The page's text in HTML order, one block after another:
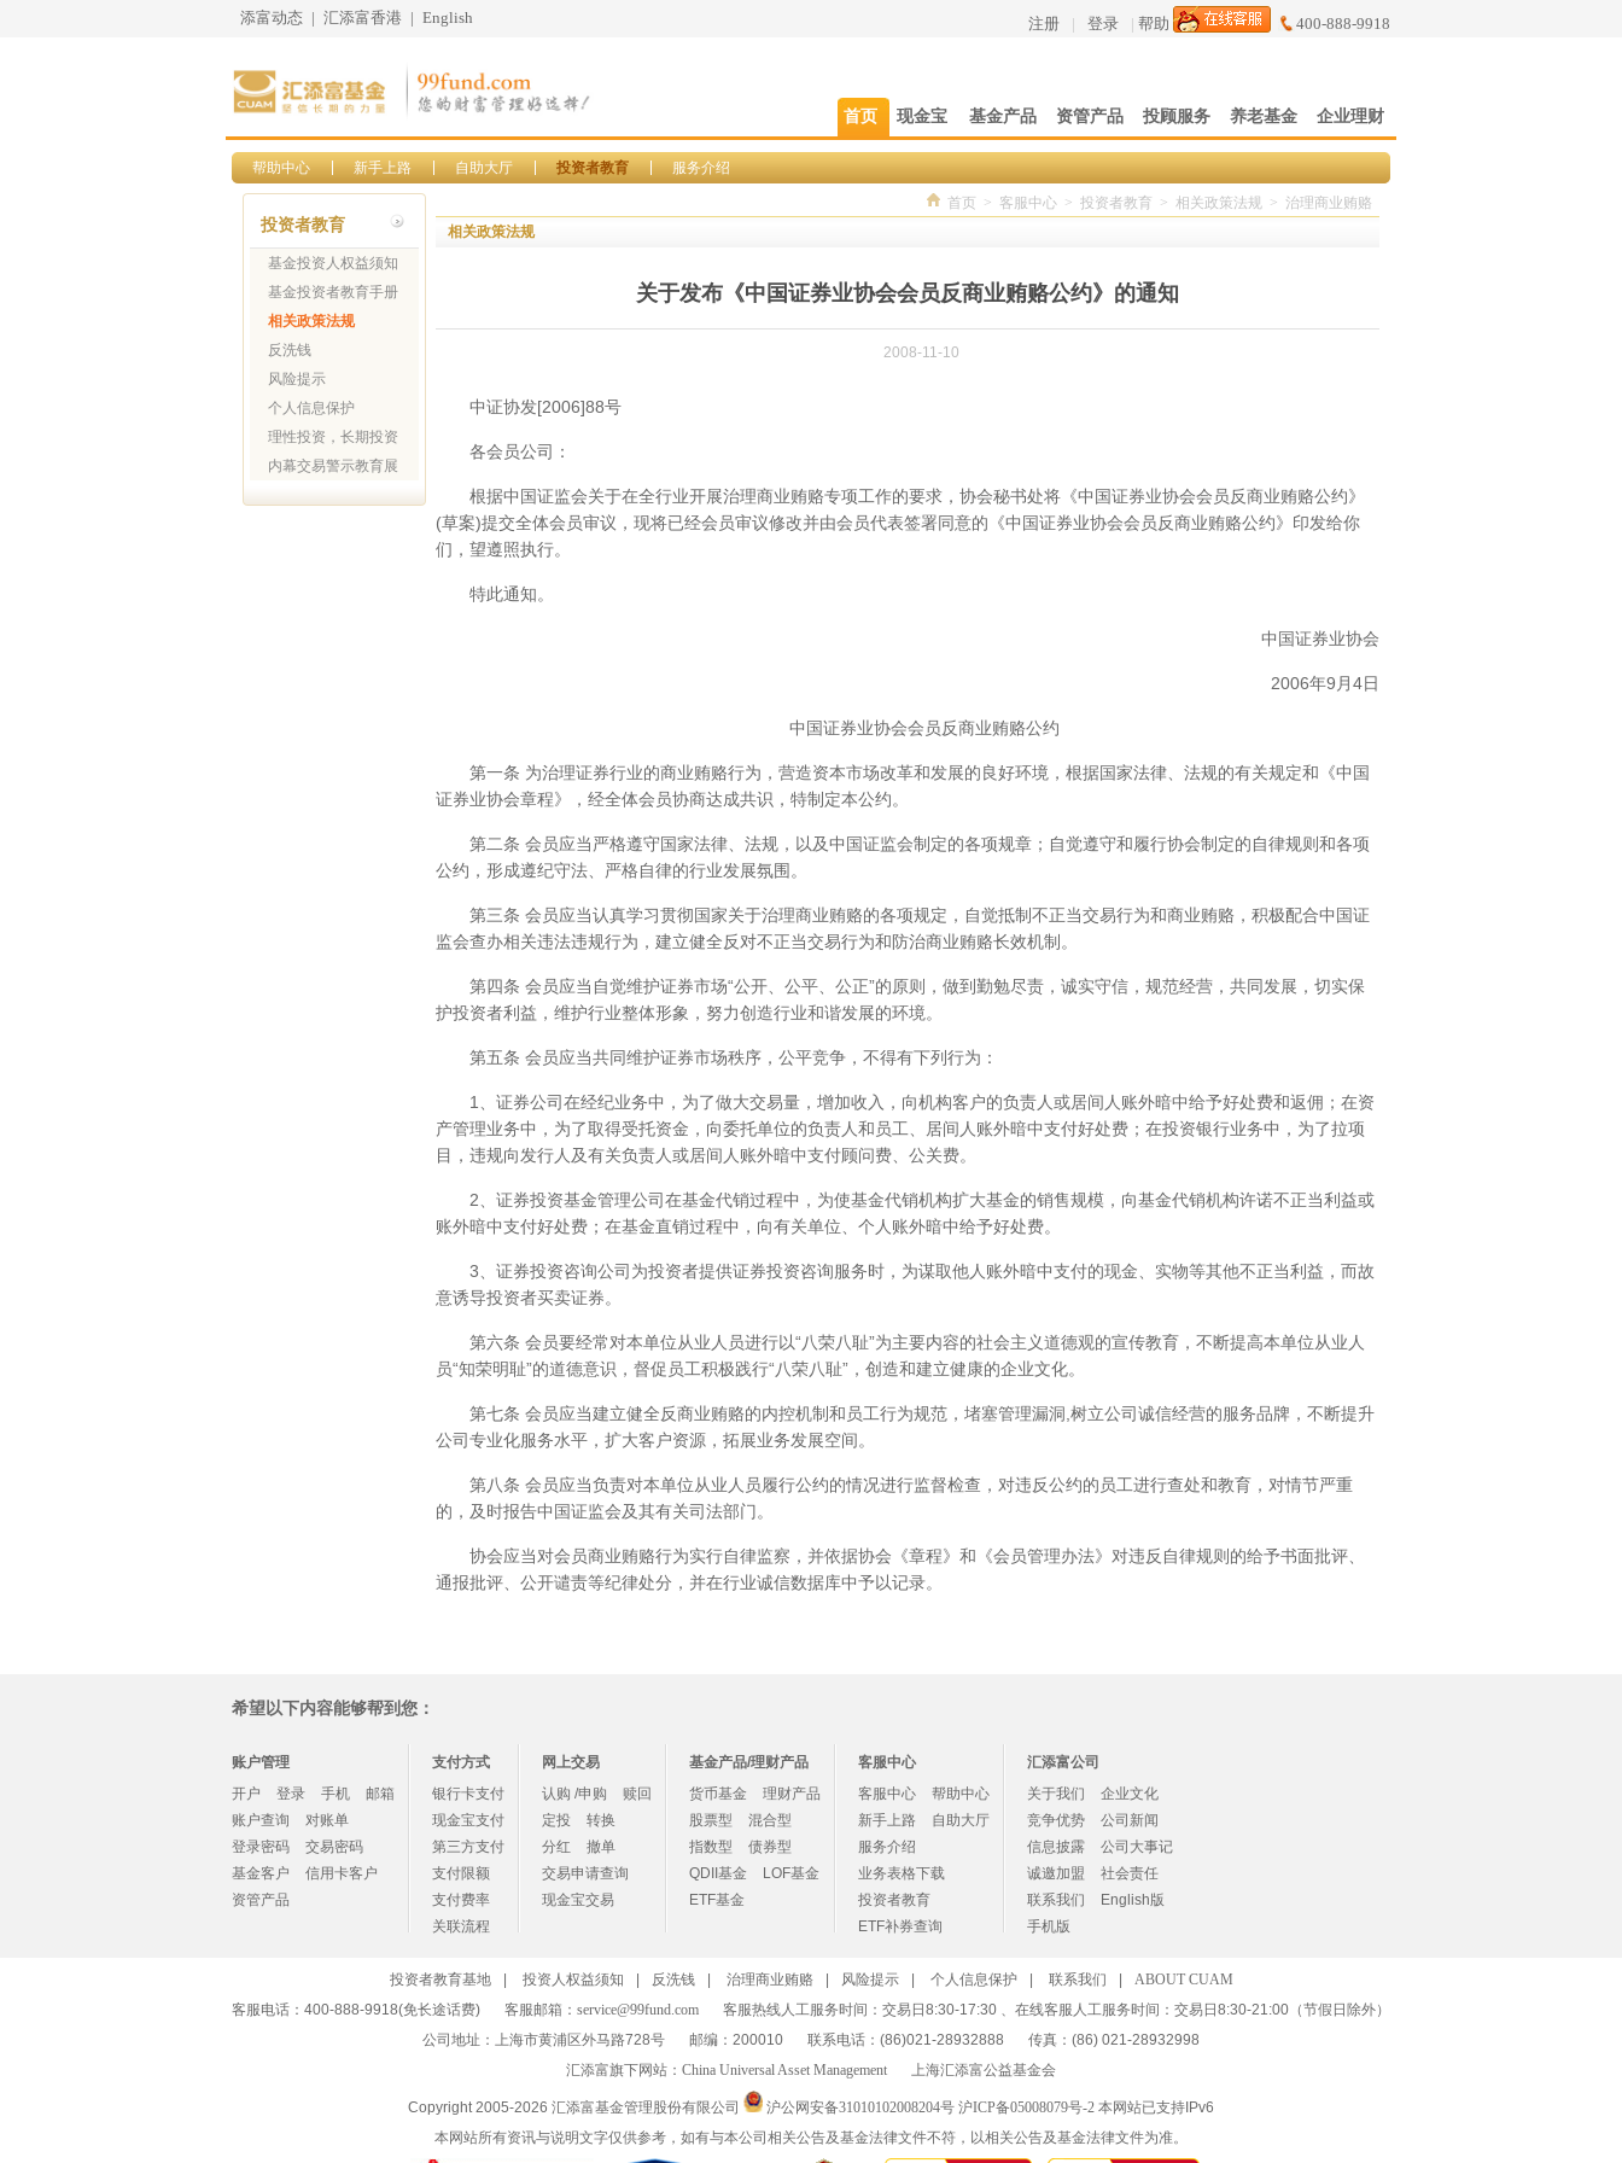
添富动态 | 汇添富香港 | English 注册 | 登录 | 帮助 400-888-9918
首页 现金宝 基金产品 资管产品 投顾服务 养老基金 企业理财
帮助中心 新手上路 自助大厅 投资者教育 服务介绍
投资者教育
基金投资人权益须知
基金投资者教育手册
相关政策法规
反洗钱
风险提示
个人信息保护
理性投资，长期投资
内幕交易警示教育展
首页 > 客服中心 > 投资者教育 > 相关政策法规 > 治理商业贿赂
相关政策法规
关于发布《中国证券业协会会员反商业贿赂公约》的通知
2008-11-10
中证协发[2006]88号
各会员公司：
根据中国证监会关于在全行业开展治理商业贿赂专项工作的要求，协会秘书处将《中国证券业协会会员反商业贿赂公约》
(草案)提交全体会员审议，现将已经会员审议修改并由会员代表签署同意的《中国证券业协会会员反商业贿赂公约》印发给你
们，望遵照执行。
特此通知。
中国证券业协会
2006年9月4日
中国证券业协会会员反商业贿赂公约
第一条 为治理证券行业的商业贿赂行为，营造资本市场改革和发展的良好环境，根据国家法律、法规的有关规定和《中国
证券业协会章程》，经全体会员协商达成共识，特制定本公约。
第二条 会员应当严格遵守国家法律、法规，以及中国证监会制定的各项规章；自觉遵守和履行协会制定的自律规则和各项
公约，形成遵纪守法、严格自律的行业发展氛围。
第三条 会员应当认真学习贯彻国家关于治理商业贿赂的各项规定，自觉抵制不正当交易行为和商业贿赂，积极配合中国证
监会查办相关违法违规行为，建立健全反对不正当交易行为和防治商业贿赂长效机制。
第四条 会员应当自觉维护证券市场“公开、公平、公正”的原则，做到勤勉尽责，诚实守信，规范经营，共同发展，切实保
护投资者利益，维护行业整体形象，努力创造行业和谐发展的环境。
第五条 会员应当共同维护证券市场秩序，公平竞争，不得有下列行为：
1、证券公司在经纪业务中，为了做大交易量，增加收入，向机构客户的负责人或居间人账外暗中给予好处费和返佣；在资
产管理业务中，为了取得受托资金，向委托单位的负责人和员工、居间人账外暗中支付好处费；在投资银行业务中，为了拉项
目，违规向发行人及有关负责人或居间人账外暗中支付顾问费、公关费。
2、证券投资基金管理公司在基金代销过程中，为使基金代销机构扩大基金的销售规模，向基金代销机构许诺不正当利益或
账外暗中支付好处费；在基金直销过程中，向有关单位、个人账外暗中给予好处费。
3、证券投资咨询公司为投资者提供证券投资咨询服务时，为谋取他人账外暗中支付的现金、实物等其他不正当利益，而故
意诱导投资者买卖证券。
第六条 会员要经常对本单位从业人员进行以“八荣八耻”为主要内容的社会主义道德观的宣传教育，不断提高本单位从业人
员“知荣明耻”的道德意识，督促员工积极践行“八荣八耻”，创造和建立健康的企业文化。
第七条 会员应当建立健全反商业贿赂的内控机制和员工行为规范，堵塞管理漏洞,树立公司诚信经营的服务品牌，不断提升
公司专业化服务水平，扩大客户资源，拓展业务发展空间。
第八条 会员应当负责对本单位从业人员履行公约的情况进行监督检查，对违反公约的员工进行查处和教育，对情节严重
的，及时报告中国证监会及其有关司法部门。
协会应当对会员商业贿赂行为实行自律监察，并依据协会《章程》和《会员管理办法》对违反自律规则的给予书面批评、
通报批评、公开谴责等纪律处分，并在行业诚信数据库中予以记录。
希望以下内容能够帮到您：
账户管理
开户
登录 手机
邮箱
账户查询
对账单
登录密码
交易密码
基金客户
信用卡客户
资管产品
支付方式
银行卡支付
现金宝支付
第三方支付
支付限额
支付费率
关联流程
网上交易
认购 /申购
赎回
定投
转换
分红
撤单
交易申请查询
现金宝交易
基金产品/理财产品
货币基金
理财产品
股票型
混合型
指数型
债券型
QDII基金
LOF基金
ETF基金
客服中心
客服中心
帮助中心
新手上路
自助大厅
服务介绍
业务表格下载
投资者教育
ETF补券查询
汇添富公司
关于我们
企业文化
竞争优势
公司新闻
信息披露
公司大事记
诚邀加盟
社会责任
联系我们
English版
手机版
投资者教育基地 投资人权益须知 反洗钱 治理商业贿赂 风险提示 个人信息保护 联系我们
ABOUT CUAM
客服电话：400-888-9918(免长途话费)
客服邮箱： service@99fund.com
客服热线人工服务时间：交易日8:30-17:30 、在线客服人工服务时间：交易日8:30-21:00（节假日除外）
公司地址：上海市黄浦区外马路728号
邮编：200010 联系电话：(86)021-28932888
传真：(86) 021-28932998
汇添富旗下网站： China Universal Asset Management 上海汇添富公益基金会
Copyright 2005-2026 汇添富基金管理股份有限公司 沪公网安备31010102008204号 沪ICP备05008079号-2 本网站已支持IPv6
本网站所有资讯与说明文字仅供参考，如有与本公司相关公告及基金法律文件不符，以相关公告及基金法律文件为准。